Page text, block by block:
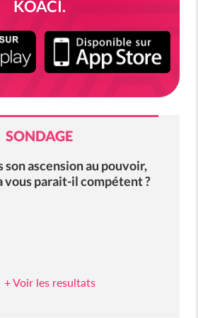
KOACI.
SONDAGE
son ascension au pouvoir,
vous parait-il compétent ?
+ Voir les resultats